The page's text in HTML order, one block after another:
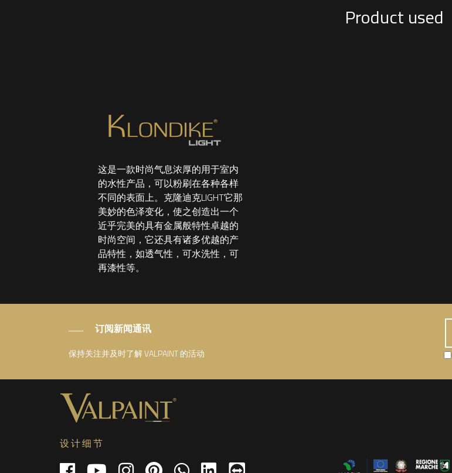
Product used
这是一款时尚气息浓厚的用于室内
的水性产品，可以粉刷在各种各样
不同的表面上。克隆迪克LIGHT它那
美妙的色泽变化，使之创造出一个
近乎完美的具有金属般特性卓越的
时尚空间，它还具有诸多优越的产
品特性，如透气性，可水洗性，可
再漆性等。
订阅新闻通讯
保持关注并及时了解 VALPAINT 的活动
设计细节